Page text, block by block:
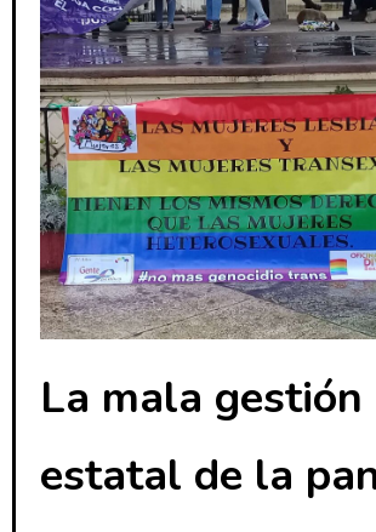
La mala gestión
estatal de la